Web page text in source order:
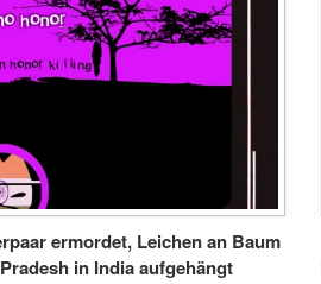
ermordet, Leichen an Baum
in India aufgehängt